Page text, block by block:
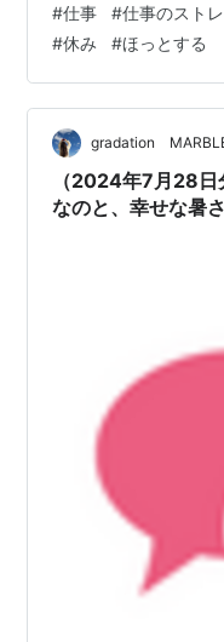
あこれほどいろいろ
一週間などありはし
「山場」が存在しま
ですけどね。 それで
なして、金曜日の終
っと休みにたどり着
#仕事 #仕事のスト
#休み #ほっとする
gradation
（2024年7月28
なのと、幸せな暑